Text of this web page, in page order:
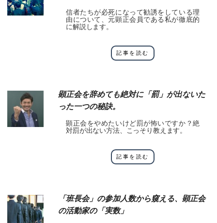
信者たちが必死になって勧誘をしている理
由について、元顕正会員である私が徹底的
に解説します。
記事を読む
顕正会を辞めても絶対に「罰」が出ないた
った一つの秘訣。
顕正会をやめたいけど罰が怖いですか？絶
対罰が出ない方法、こっそり教えます。
記事を読む
「班長会」の参加人数から窺える、顕正会
の活動家の「実数」